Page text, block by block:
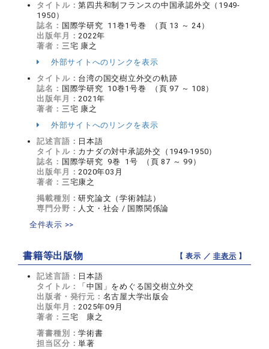
タイトル：第四共和制フランスの中国承認外交（1949-
1950）
誌名： 国際学研究 11巻1号巻 （頁 13 ～ 24）
出版年月：2022年
著者： 三宅 康之
外部サイトへのリンクを表示
タイトル： 台湾の国交樹立外交の軌跡
誌名： 国際学研究 10巻1号巻 （頁 97 ～ 108）
出版年月：2021年
著者： 三宅 康之
外部サイトへのリンクを表示
記述言語： 日本語
タイトル： カナダの対中承認外交（1949-1950）
誌名： 国際学研究 9巻 1号 （頁 87 ～ 99）
出版年月：2020年03月
著者： 三宅康之
掲載種別：研究論文（学術雑誌）
専門分野： 人文・社会 / 国際関係論
全件表示 >>
書籍等出版物 【 表示 ／非表示 】
記述言語： 日本語
タイトル：
「中国」をめぐる国交樹立外交
出版者・発行元： 名古屋大学出版会
出版年月：2025年09月
著者： 三宅 康之
著書種別：学術書
担当区分：単著